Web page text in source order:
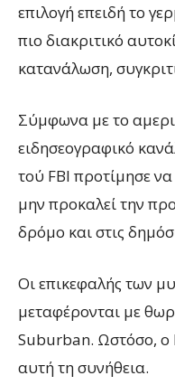
επιλογή επειδή το
πιο διακριτικό
κατανάλωση,
Σύμφωνα με το
ειδησεογραφικό
τού FBI προτίμησε
μην προκαλεί την
δρόμο και στις
Οι επικεφαλής των
μεταφέρονται με
Suburban. Ωστόσο, ο
αυτή τη συνήθεια.